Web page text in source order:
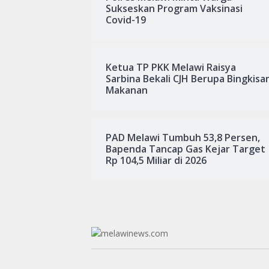
Sukseskan Program Vaksinasi
Covid-19
Ketua TP PKK Melawi Raisya
Sarbina Bekali CJH Berupa
Makanan
PAD Melawi Tumbuh 53,8 Persen,
Bapenda Tancap Gas Kejar Target
Rp 104,5 Miliar di 2026